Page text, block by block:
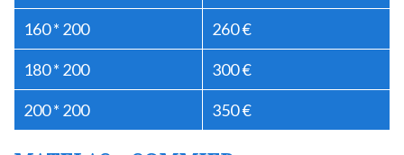
160 * 200 260 €
180 * 200 300 €
200 * 200 350 €